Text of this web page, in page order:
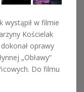
wystąpił w filmie
Kościelak
oprawy
„Obławy”
Do filmu